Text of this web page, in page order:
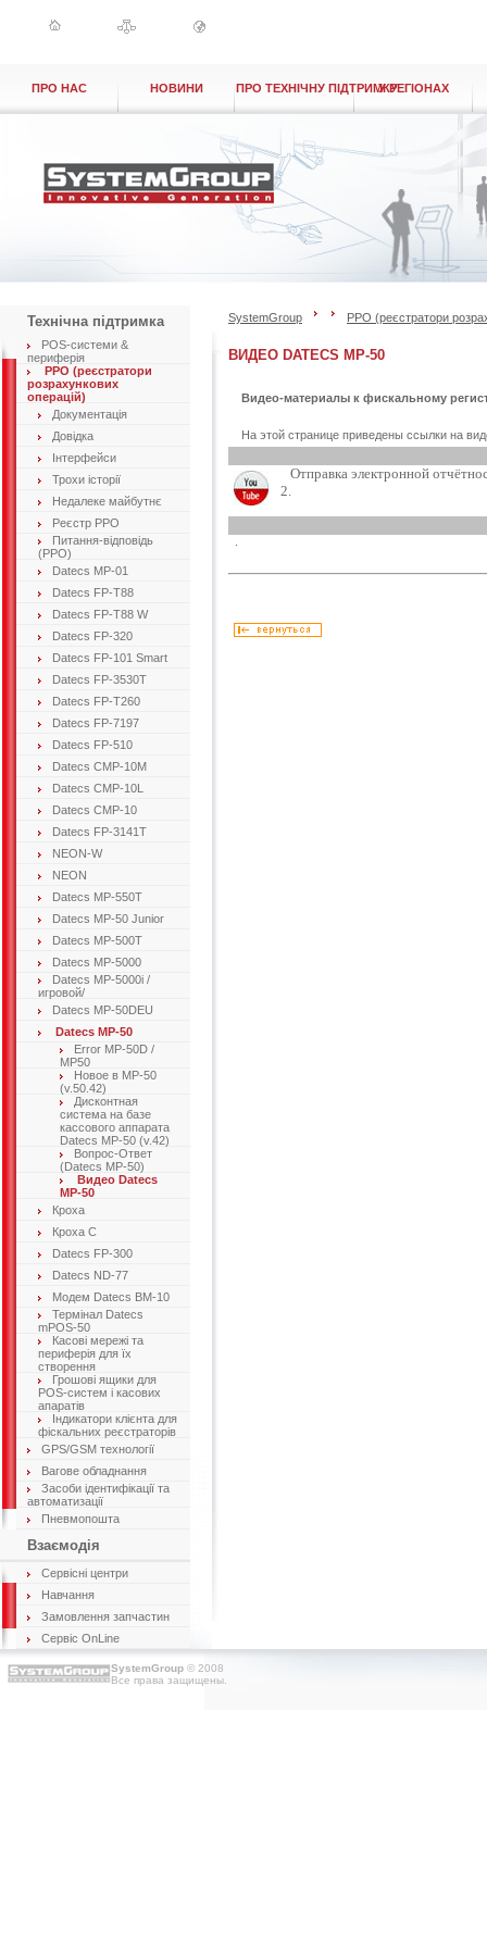
ПРО НАС НОВИНИ ПРО ТЕХНІЧНУ ПІДТРИМКУУ РЕГІОНАХ
Технічна підтримка
POS-системи &
периферія
РРО (реєстратори
розрахункових
операцій)
Документація
Довідка
Інтерфейси
Трохи історії
Недалеке майбутнє
Реєстр РРО
Питання-відповідь
(РРО)
Datecs MP-01
Datecs FP-T88
Datecs FP-T88 W
Datecs FP-320
Datecs FP-101 Smart
Datecs FP-3530T
Datecs FP-T260
Datecs FP-7197
Datecs FP-510
Datecs CMP-10M
Datecs CMP-10L
Datecs CMP-10
Datecs FP-3141T
NEON-W
NEON
Datecs MP-550T
Datecs MP-50 Junior
Datecs MP-500T
Datecs MP-5000
Datecs MP-5000i /
игровой/
Datecs MP-50DEU
Datecs MP-50
Error MP-50D /
MP50
Новое в МР-50
(v.50.42)
Дисконтная
система на базе
кассового аппарата
Datecs MP-50 (v.42)
Вопрос-Ответ
(Datecs MP-50)
Видео Datecs
MP-50
Кроха
Кроха C
Datecs FP-300
Datecs ND-77
Модем Datecs ВМ-10
Термінал Datecs
mPOS-50
Касові мережі та
периферія для їх
створення
Грошові ящики для
POS-систем і касових
апаратів
Індикатори клієнта для
фіскальних реєстраторів
GPS/GSM технології
Вагове обладнання
Засоби ідентифікації та
автоматизації
Пневмопошта
Взаємодія
Сервісні центри
Навчання
Замовлення запчастин
Сервіс OnLine
SystemGroup РРО (реєстратори
ВИДЕО DATECS MP-50
Видео-материалы к фискальному
На этой странице приведены ссылки на
Отправка электронной
2.
SystemGroup © 2008
Все права защищены.